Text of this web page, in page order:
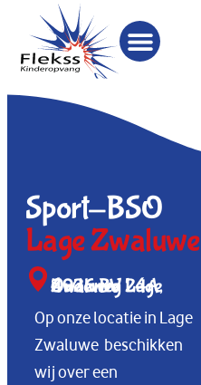
Sport-BSO
Lage Zwaluwe
Oudeweg 24A, 4926 BV Lage Zwaluwe
Op onze locatie in Lage
Zwaluwe beschikken
wij over een